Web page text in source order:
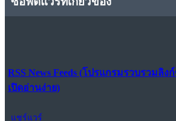
RSS News Feeds (โปรแกรมรวบรวมลิ
เปิดอ่านง่าย)
แชร์แวร์